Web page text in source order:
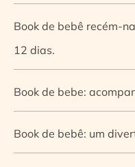
Book de bebê recém-
12 dias.
Book de bebe:
Book de bebê: um